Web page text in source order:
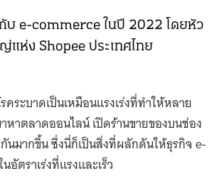
บ e-commerce ในปี 2022 โดยหัว
ญ่แห่ง Shopee ประเทศไทย
คระบาดเป็นเหมือนแรงเร่งที่ทำให้หลาย
าตลาดออนไลน์ เปิดร้านขายของบนช่อง
นมากขึ้น ซึ่งนี่ก็เป็นสิ่งที่ผลักดันให้ธุรกิจ e-
อัตราเร่งที่แรงและเร็ว